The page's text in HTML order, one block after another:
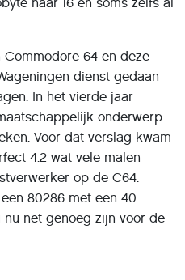
64 en deze
dienst gedaan
In het vierde jaar
onderwerp
Voor dat verslag kwam
4.2 wat vele malen
op de C64.
80286 met een 40
net genoeg zijn voor de